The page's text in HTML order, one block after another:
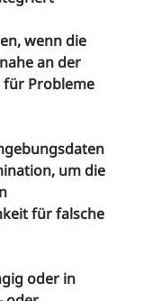
wenn die
an der
Probleme
um die
für falsche
oder in